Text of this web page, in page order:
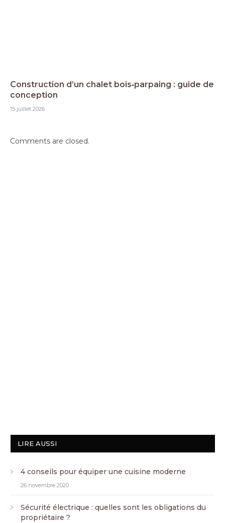
Construction d’un chalet bois‑parpaing : guide de
conception
15 juillet 2026
Comments are closed.
LIRE AUSSI
4 conseils pour équiper une cuisine moderne
26 novembre 2020
Sécurité électrique : quelles sont les obligations du
propriétaire ?